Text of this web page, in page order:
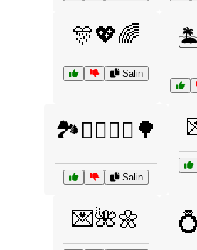
🎊💖🌈
Salin
🏞️🚶‍♂️🚶‍♀️🌳
Salin
💌🌺🌼